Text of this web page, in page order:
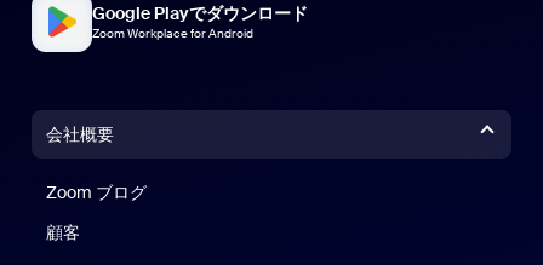
Google Playでダウンロード
Zoom Workplace for Android
会社概要
Zoom ブログ
顧客